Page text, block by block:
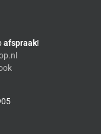
afspraak!